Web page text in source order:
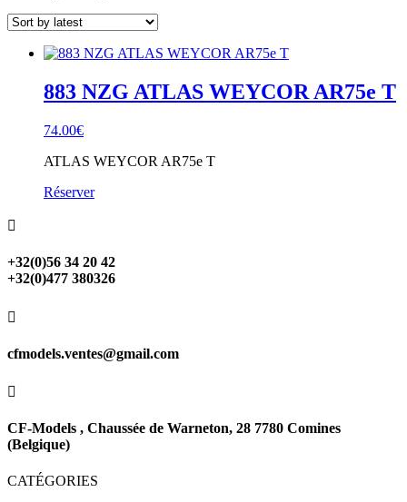
883 NZG ATLAS WEYCOR AR75e T
74.00€
ATLAS WEYCOR AR75e T
Réserver

+32(0)56 34 20 42
+32(0)477 380326

cfmodels.ventes@gmail.com

CF-Models , Chaussée de Warneton, 28 7780 Comines
(Belgique)
CATÉGORIES